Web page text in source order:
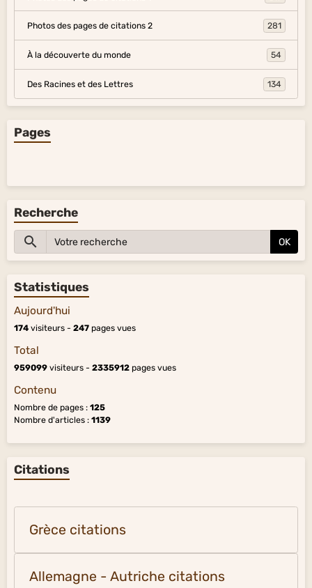
Photos des pages de citations 2 281
À la découverte du monde 54
Des Racines et des Lettres 134
Pages
Recherche
OK
Statistiques
Aujourd'hui
174 visiteurs - 247 pages vues
Total
959099 visiteurs - 2335912 pages vues
Contenu
Nombre de pages : 125
Nombre d'articles : 1139
Citations
Grèce citations
Allemagne - Autriche citations